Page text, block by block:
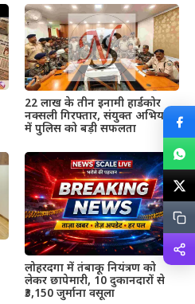
22 लाख के तीन इनामी हार्डकोर
नक्सली गिरफ्तार, संयुक्त अभियान
में पुलिस को बड़ी सफलता
लोहरदगा में तंबाकू नियंत्रण को
लेकर छापेमारी, 10 दुकानदारों से
₹3,150 जुर्माना वसूला